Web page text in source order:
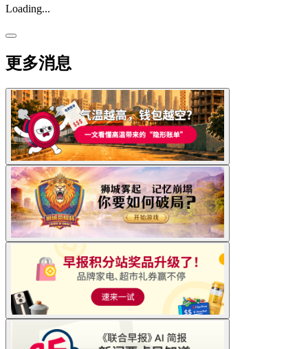
Loading...
更多消息